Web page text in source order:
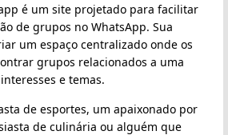
é um site projetado para facilitar
de grupos no WhatsApp. Sua
um espaço centralizado onde os
grupos relacionados a uma
e temas.
de esportes, um apaixonado por
de culinária ou alguém que